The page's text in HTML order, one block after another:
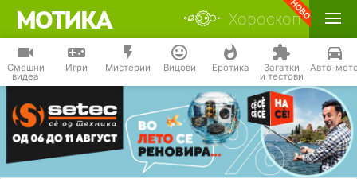
Хороскоп
Смешни
видеа
Игри Мистерии Вицови Еротика Загатки
и тестови
Авто-